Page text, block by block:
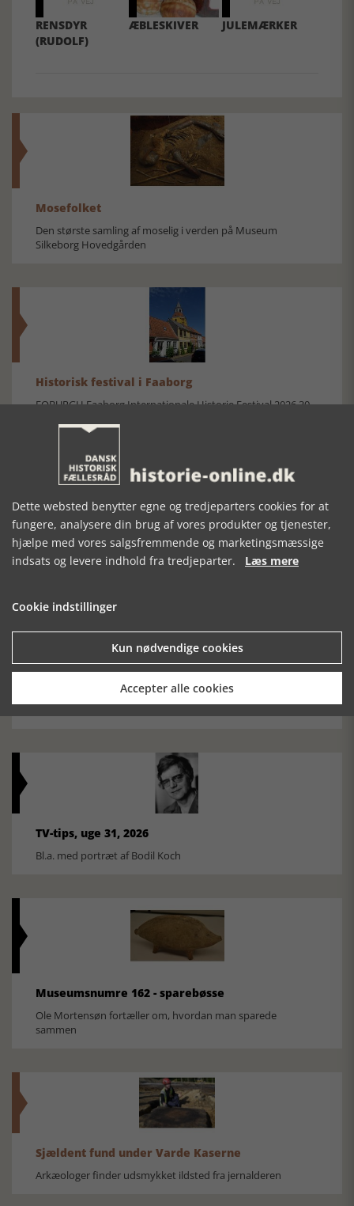
RENSDYR
(RUDOLF)
ÆBLESKIVER JULEMÆRKER
Mosefolket
Den største samling af moselig i verden på Museum
Silkeborg Hovedgården
Historisk festival i Faaborg
FOBURGH Faaborg Internationale Historie Festival 2026 30.
Historiens Aktører 79 - John Reed
Ole Mortensøn fortæller om den amerikanske journalist
TV-tips, uge 32, 2026
TV-tips, uge 31, 2026
Bl.a. med portræt af Bodil Koch
Museumsnumre 162 - sparebøsse
Ole Mortensøn fortæller om, hvordan man sparede
sammen
Sjældent fund under Varde Kaserne
Arkæologer finder udsmykket ildsted fra jernalderen
Dette websted benytter egne og tredjeparters cookies for at
fungere, analysere din brug af vores produkter og tjenester,
hjælpe med vores salgsfremmende og marketingsmæssige
indsats og levere indhold fra tredjeparter. Læs mere
Cookie indstillinger
Kun nødvendige cookies
Accepter alle cookies